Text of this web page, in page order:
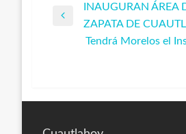
Entrada
anterior
INAUGURAN ÁREA
ZAPATA DE
Tendrá Morelos el